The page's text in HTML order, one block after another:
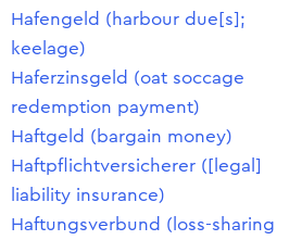
Hafengeld (harbour due[s];
keelage)
Haferzinsgeld (oat soccage
redemption payment)
Haftgeld (bargain money)
Haftpflichtversicherer ([legal]
liability insurance)
Haftungsverbund (loss-sharing